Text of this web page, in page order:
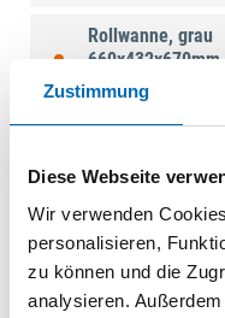
Zustimmung
Diese Webseite
Wir verwenden
personalisieren,
zu können und die
analysieren.
Rollwanne, grau
660x432x670mm
Technische Daten